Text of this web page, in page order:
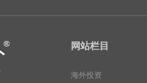
网站栏目
海外投资